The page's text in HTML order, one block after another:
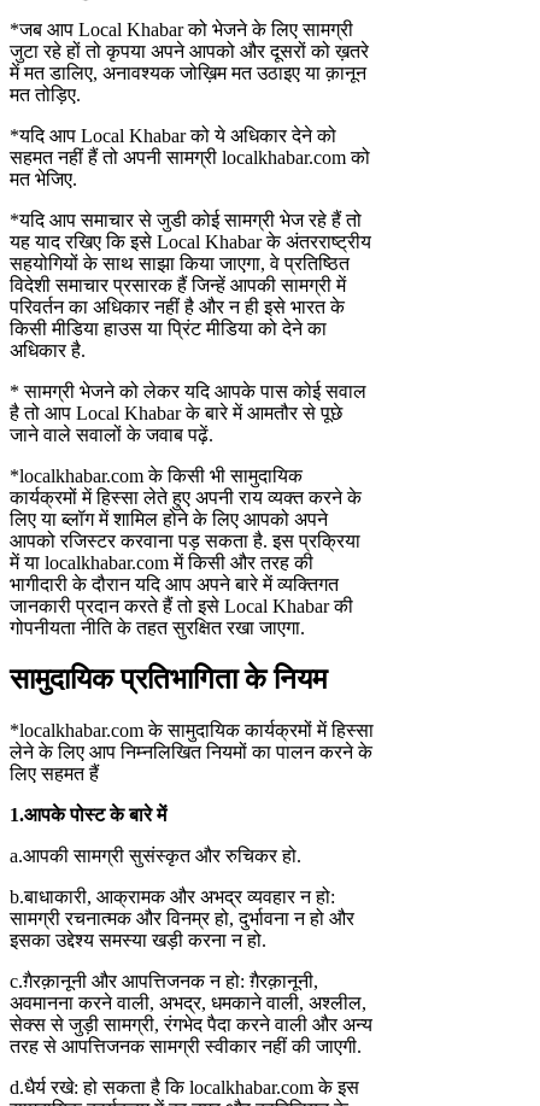
*जब आप Local Khabar को भेजने के लिए सामग्री
जुटा रहे हों तो कृपया अपने आपको और दूसरों को ख़तरे
में मत डालिए, अनावश्यक जोख़िम मत उठाइए या क़ानून
मत तोड़िए.
*यदि आप Local Khabar को ये अधिकार देने को
सहमत नहीं हैं तो अपनी सामग्री localkhabar.com को
मत भेजिए.
*यदि आप समाचार से जुडी कोई सामग्री भेज रहे हैं तो
यह याद रखिए कि इसे Local Khabar के अंतरराष्ट्रीय
सहयोगियों के साथ साझा किया जाएगा, वे प्रतिष्ठित
विदेशी समाचार प्रसारक हैं जिन्हें आपकी सामग्री में
परिवर्तन का अधिकार नहीं है और न ही इसे भारत के
किसी मीडिया हाउस या प्रिंट मीडिया को देने का
अधिकार है.
* सामग्री भेजने को लेकर यदि आपके पास कोई सवाल
है तो आप Local Khabar के बारे में आमतौर से पूछे
जाने वाले सवालों के जवाब पढ़ें.
*localkhabar.com के किसी भी सामुदायिक
कार्यक्रमों में हिस्सा लेते हुए अपनी राय व्यक्त करने के
लिए या ब्लॉग में शामिल होने के लिए आपको अपने
आपको रजिस्टर करवाना पड़ सकता है. इस प्रक्रिया
में या localkhabar.com में किसी और तरह की
भागीदारी के दौरान यदि आप अपने बारे में व्यक्तिगत
जानकारी प्रदान करते हैं तो इसे Local Khabar की
गोपनीयता नीति के तहत सुरक्षित रखा जाएगा.
सामुदायिक प्रतिभागिता के नियम
*localkhabar.com के सामुदायिक कार्यक्रमों में हिस्सा
लेने के लिए आप निम्नलिखित नियमों का पालन करने के
लिए सहमत हैं
1.आपके पोस्ट के बारे में
a.आपकी सामग्री सुसंस्कृत और रुचिकर हो.
b.बाधाकारी, आक्रामक और अभद्र व्यवहार न हो:
सामग्री रचनात्मक और विनम्र हो, दुर्भावना न हो और
इसका उद्देश्य समस्या खड़ी करना न हो.
c.ग़ैरक़ानूनी और आपत्तिजनक न हो: ग़ैरक़ानूनी,
अवमानना करने वाली, अभद्र, धमकाने वाली, अश्लील,
सेक्स से जुड़ी सामग्री, रंगभेद पैदा करने वाली और अन्य
तरह से आपत्तिजनक सामग्री स्वीकार नहीं की जाएगी.
d.धैर्य रखे: हो सकता है कि localkhabar.com के इस